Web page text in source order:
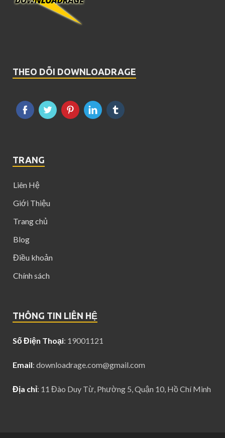
THEO DÕI DOWNLOADRAGE
TRANG
Liên Hệ
Giới Thiệu
Trang chủ
Blog
Điều khoản
Chính sách
THÔNG TIN LIÊN HỆ
Số Điện Thoại: 19001121
Email: downloadrage.com@gmail.com
Địa chỉ: 11 Đào Duy Từ, Phường 5, Quận 10, Hồ Chí Minh